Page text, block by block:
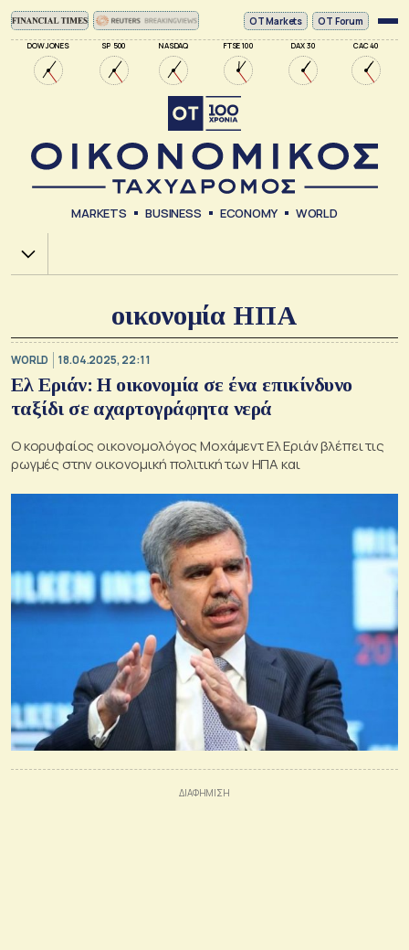
DOW JONES SP 500 NASDAQ FTSE 100 DAX 30 CAC 40
ΟΤ Markets OT Forum
MARKETS BUSINESS ECONOMY WORLD
Χ.Α.
οικονομία ΗΠΑ
WORLD 18.04.2025, 22:11
Ελ Εριάν: Η οικονομία σε ένα επικίνδυνο
ταξίδι σε αχαρτογράφητα νερά
Ο κορυφαίος οικονομολόγος Μοχάμεντ Ελ Εριάν βλέπει τις
ρωγμές στην οικονομική πολιτική των ΗΠΑ και